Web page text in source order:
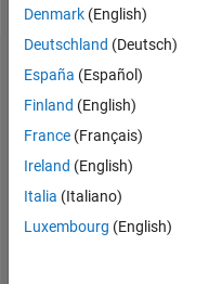
Tableau de bord
MATLAB Answers
Denmark (English)
Deutschland (Deutsch)
España (Español)
Finland (English)
France (Français)
Ireland (English)
Italia (Italiano)
Luxembourg (English)